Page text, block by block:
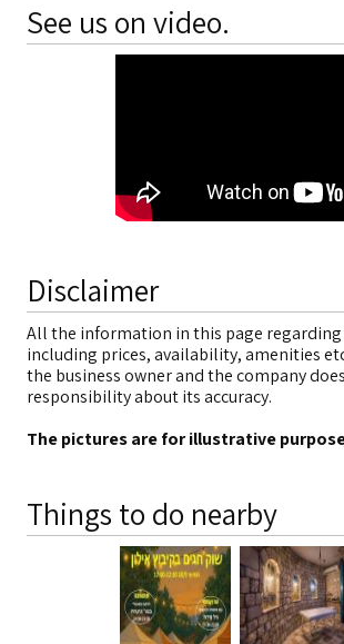
See us on video.
Disclaimer
All the information in this page regarding
including prices, availability, amenities
the business owner and the company
responsibility about its accuracy.
The pictures are for illustrative
Things to do nearby